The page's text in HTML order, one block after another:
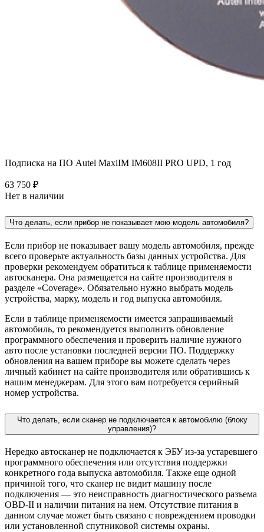
Подписка на ПО Autel MaxiIM IM608II PRO UPD, 1 год
63 750 ₽
Нет в наличии
Что делать, если прибор не показывает мою модель автомобиля?
Если прибор не показывает вашу модель автомобиля, прежде
всего проверьте актуальность базы данных устройства. Для
проверки рекомендуем обратиться к таблице применяемости
автосканера. Она размещается на сайте производителя в
разделе «Coverage». Обязательно нужно выбрать модель
устройства, марку, модель и год выпуска автомобиля.
Если в таблице применяемости имеется запрашиваемый
автомобиль, то рекомендуется выполнить обновление
программного обеспечения и проверить наличие нужного
авто после установки последней версии ПО. Поддержку
обновления на вашем приборе вы можете сделать через
личный кабинет на сайте производителя или обратившись к
нашим менеджерам. Для этого вам потребуется серийный
номер устройства.
Что делать, если сканер не подключается к автомобилю (блоку
управления)?
Нередко автосканер не подключается к ЭБУ из-за устаревшего
программного обеспечения или отсутствия поддержки
конкретного года выпуска автомобиля. Также еще одной
причиной того, что сканер не видит машину после
подключения — это неисправность диагностического разъема
OBD-II и наличии питания на нем. Отсутствие питания в
данном случае может быть связано с повреждением проводки
или установленной спутниковой системы охраны.